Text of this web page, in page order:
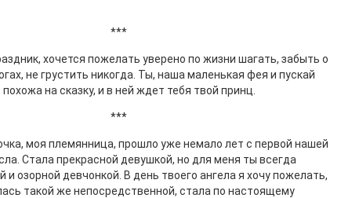
***
хочется пожелать уверено по жизни шагать, забыть о
не грустить никогда. Ты, наша маленькая фея и пускай
на сказку, и в ней ждет тебя твой принц.
***
моя племянница, прошло уже немало лет с первой нашей
Стала прекрасной девушкой, но для меня ты всегда
и озорной девчонкой. В день твоего ангела я хочу пожелать,
такой же непосредственной, стала по настоящему